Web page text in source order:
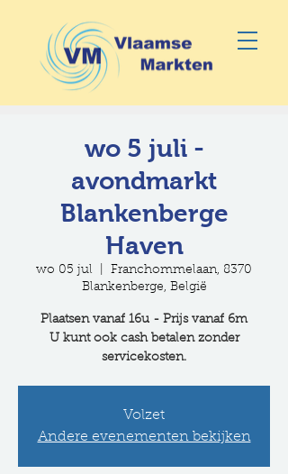
wo 5 juli -
avondmarkt
Blankenberge
Haven
wo 05 jul
Franchommelaan, 8370
Blankenberge, België
Plaatsen vanaf 16u - Prijs vanaf 6m
U kunt ook cash betalen zonder
servicekosten.
Volzet
Andere evenementen bekijken